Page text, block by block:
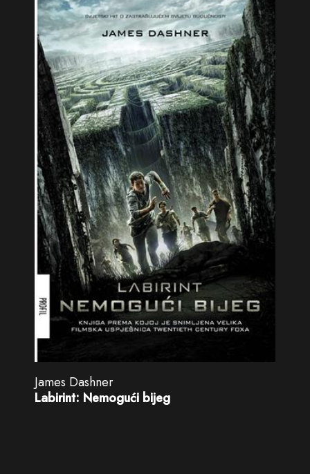
James Dashner
Labirint: Nemogući bijeg